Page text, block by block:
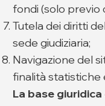
fondi (solo previo
Tutela dei diritti
sede giudiziaria;
Navigazione del
finalità statistiche
La base